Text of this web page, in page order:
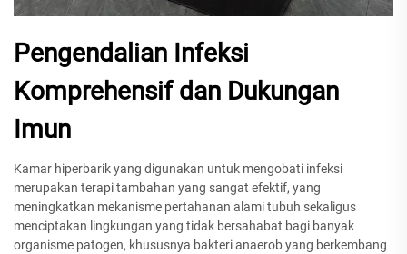
Pengendalian Infeksi
Komprehensif dan Dukungan
Imun
Kamar hiperbarik yang digunakan untuk mengobati infeksi
merupakan terapi tambahan yang sangat efektif, yang
meningkatkan mekanisme pertahanan alami tubuh sekaligus
menciptakan lingkungan yang tidak bersahabat bagi banyak
organisme patogen, khususnya bakteri anaerob yang berkembang